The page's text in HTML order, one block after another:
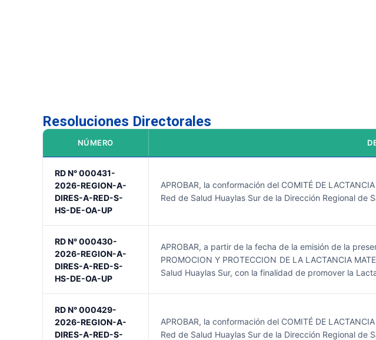
Resoluciones Directorales
NÚMERO
RD N° 000431-
2026-REGION-A-
DIRES-A-RED-S-
HS-DE-OA-UP
APROBAR, la conformación del COMITÉ DE
Red de Salud Huaylas Sur de la Dirección Regional de
RD N° 000430-
2026-REGION-A-
DIRES-A-RED-S-
HS-DE-OA-UP
APROBAR, a partir de la fecha de la emisión de la
PROMOCION Y PROTECCION DE LA LACTANCIA
Salud Huaylas Sur, con la finalidad de promover la
RD N° 000429-
2026-REGION-A-
DIRES-A-RED-S-
APROBAR, la conformación del COMITÉ DE
Red de Salud Huaylas Sur de la Dirección Regional de